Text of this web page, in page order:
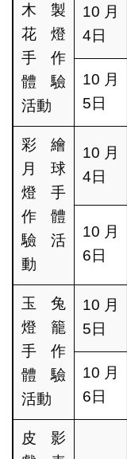
木製
花燈
手作
體驗
活動
10月
4日
10月
5日
彩繪
月球
燈手
作體
驗活
動
10月
4日
10月
6日
玉兔
燈籠
手作
體驗
活動
10月
5日
10月
6日
皮影